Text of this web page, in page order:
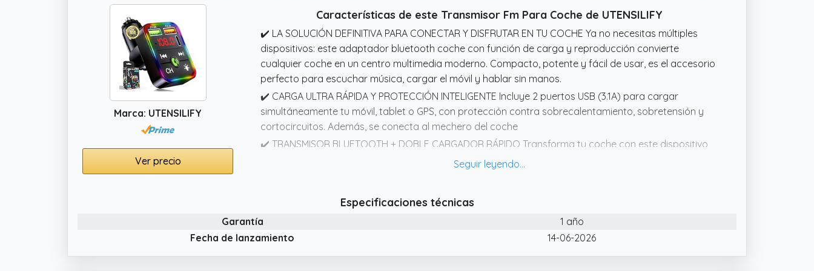
desde su teléfono al sistema del automóvil, incluido el asistente de voz y navegación, ¡llevando su
Marca: UTENSILIFY
Ver precio
Características de este Transmisor Fm Para Coche de UTENSILIFY
✔️ LA SOLUCIÓN DEFINITIVA PARA CONECTAR Y DISFRUTAR EN TU COCHE Ya no necesitas múltiples
dispositivos: este adaptador bluetooth coche con función de carga y reproducción convierte
cualquier coche en un centro multimedia moderno. Compacto, potente y fácil de usar, es el accesorio
perfecto para escuchar música, cargar el móvil y hablar sin manos.
✔️ CARGA ULTRA RÁPIDA Y PROTECCIÓN INTELIGENTE Incluye 2 puertos USB (3.1A) para cargar
simultáneamente tu móvil, tablet o GPS, con protección contra sobrecalentamiento, sobretensión y
cortocircuitos. Además, se conecta al mechero del coche
✔️ TRANSMISOR BLUETOOTH + DOBLE CARGADOR RÁPIDO Transforma tu coche con este dispositivo
todo en uno, reproduce tu música favorita desde el móvil vía Bluetooth y carga dos dispositivos al
✔️ REPRODUCE TU MÚSICA COMO QUIERAS: BLUETOOTH, USB O RADIO FM Convierte tu coche en un
equipo de música personalizado. Escucha tus canciones vía Bluetooth, desde una memoria USB o
mediante la frecuencia FM ajustable (87.5 108 MHz).
✔️ MANOS LIBRES CON VOZ CLARA Y NAVEGACIÓN SEGURA Atiende llamadas sin soltar el volante
Especificaciones técnicas
Garantía
1 año
Fecha de lanzamiento
14-06-2026